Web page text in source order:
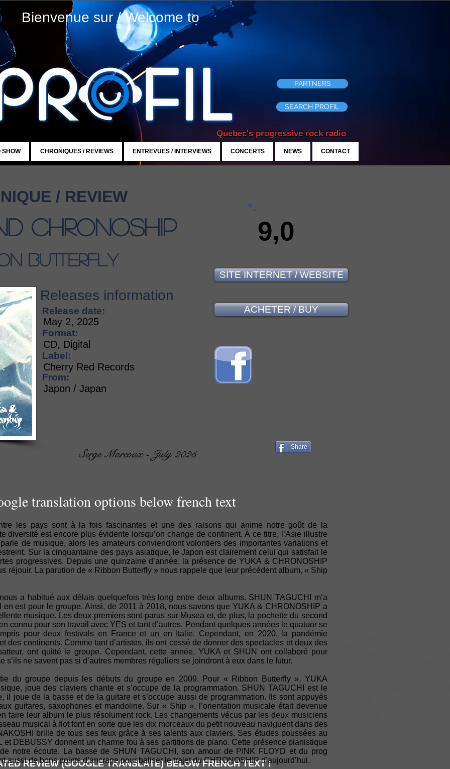
Bienvenue sur / Welcome to
Quebec's progressive rock radio
SEARCH PROFIL
PARTNERS
SHOW CHRONIQUES / REVIEWS ENTREVUES / INTERVIEWS CONCERTS NEWS CONTACT
/ REVIEW
Chronoship
Butterfly
Releases information
Release date:
May 2, 2025
Format:
CD, Digital
Label:
From:
Cherry Red Records
Japon / Japan
Serge Marcoux - July 2025
9,0
SITE INTERNET / WEBSITE
ACHETER / BUY
Share
translation options below french text
REVIEW (GOOGLE TRANSLATE) BELOW FRENCH TEXT !
les pays sont à la fois fascinantes et une des raisons qui anime notre goût de la
diversité est encore plus évidente lorsqu’on change de continent. À ce titre, l’Asie illustre
de musique, alors les amateurs conviendront volontiers des importantes variations et
Sur la cinquantaine des pays asiatique, le Japon est clairement celui qui satisfait le
progressives. Depuis une quinzaine d’année, la présence de YUKA & CHRONOSHIP
réjouir. La parution de « Ribbon Butterfly » nous rappele que leur précédent album, « Ship
a habitué aux délais quelquefois très long entre deux albums. SHUN TAGUCHI m’a
en est pour le groupe. Ainsi, de 2011 à 2018, nous savons que YUKA & CHRONOSHIP a
musique. Les deux premiers sont parus sur Musea et, de plus, la pochette du second
connu pour son travail avec YES et tant d’autres. Pendant quelques années le quatuor se
pour deux festivals en France et un en Italie. Cependant, en 2020, la pandémie
des continents. Comme tant d’artistes, ils ont cessé de donner des spectacles et deux des
ont quitté le groupe. Cependant, cette année, YUKA et SHUN ont collaboré pour
s’ils ne savent pas si d’autres membres réguliers se joindront à eux dans le futur.
du groupe depuis les débuts du groupe en 2009. Pour « Ribbon Butterfly », YUKA
joue des claviers chante et s’occupe de la programmation. SHUN TAGUCHI est le
il joue de la basse et de la guitare et s’occupe aussi de programmation. Ils sont appuyés
guitares, saxophones et mandoline. Sur « Ship », l’orientation musicale était devenue
faire leur album le plus résolument rock. Les changements vécus par les deux musiciens
musical à flot font en sorte que les dix morceaux du petit nouveau naviguent dans des
brille de tous ses feux grâce à ses talents aux claviers. Ses études poussées au
et DEBUSSY donnent un charme fou à ses partitions de piano. Cette présence pianistique
notre écoute. La basse de SHUN TAGUCHI, son amour de PINK FLOYD et du prog
aussi de bons points d’ancrage pour baliser le trajet du CHRONOSHIP d’aujourd’hui.